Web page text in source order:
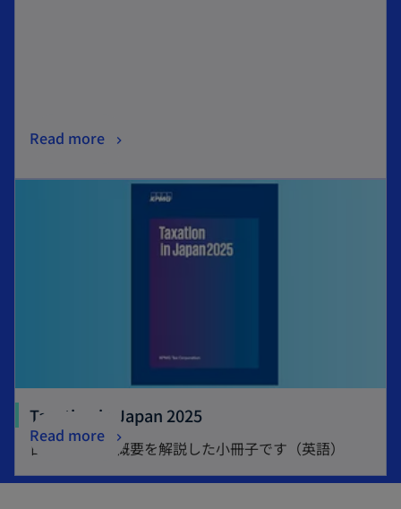
Read more
Taxation in Japan 2025新
し
タ
日本の税制の概要を解説した小冊子です（英語）
Read more
し
い
新しいタブで開く